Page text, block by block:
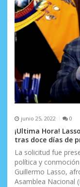
r
a
d
s
junio 25, 2022 0
¡Ultima Hora!
tras doce días de
La solicitud fue
política y
Guillermo Lasso,
Asamblea Nacional